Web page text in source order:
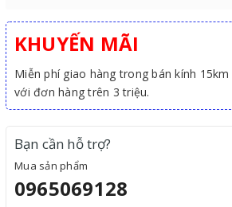
KHUYẾN MÃI
Miễn phí giao hàng trong bán kính
với đơn hàng trên 3 triệu.
Bạn cần hỗ trợ?
Mua sản phẩm
0965069128